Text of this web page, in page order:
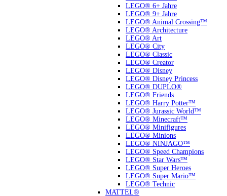
LEGO® 6+ Jahre
LEGO® 9+ Jahre
LEGO® Animal Crossing™
LEGO® Architecture
LEGO® Art
LEGO® City
LEGO® Classic
LEGO® Creator
LEGO® Disney
LEGO® Disney Princess
LEGO® DUPLO®
LEGO® Friends
LEGO® Harry Potter™
LEGO® Jurassic World™
LEGO® Minecraft™
LEGO® Minifigures
LEGO® Minions
LEGO® NINJAGO™
LEGO® Speed Champions
LEGO® Star Wars™
LEGO® Super Heroes
LEGO® Super Mario™
LEGO® Technic
MATTEL®